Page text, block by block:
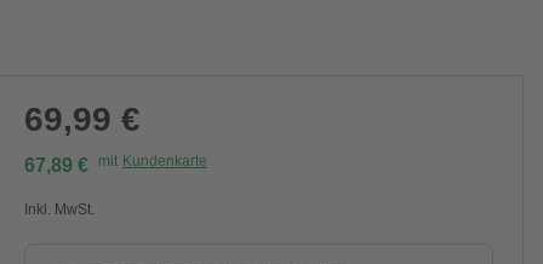
69,99 €
67,89 € mit Kundenkarte
Inkl. MwSt.